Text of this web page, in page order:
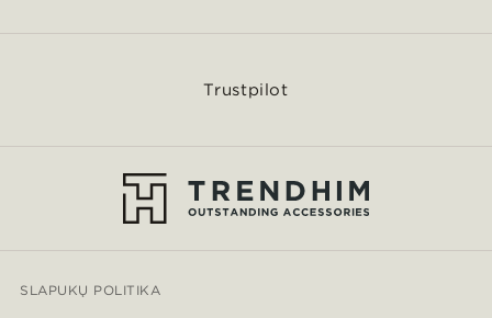
Trustpilot
SLAPUKŲ POLITIKA